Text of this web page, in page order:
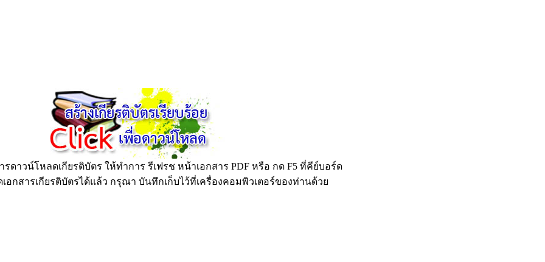
ดาวน์โหลดเกียรติบัตร ให้ทำการ รีเฟรช หน้าเอกสาร PDF หรือ กด F5 ที่คีย์บอร์ด
อกสารเกียรติบัตรได้แล้ว กรุณา บันทึกเก็บไว้ที่เครื่องคอมพิวเตอร์ของท่านด้วย